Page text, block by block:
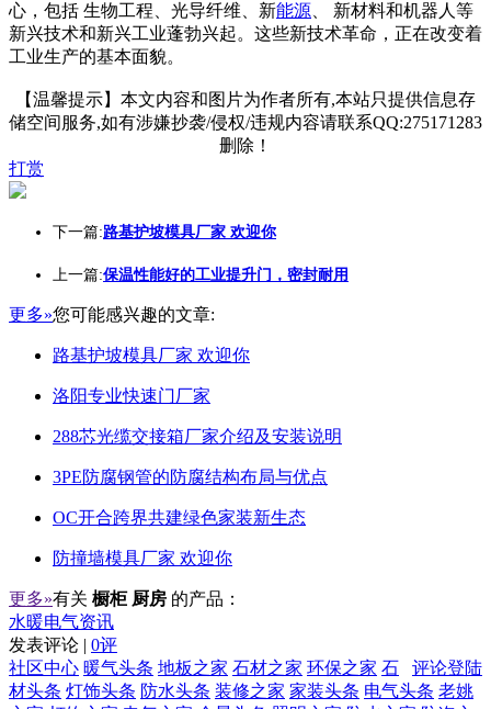
心，包括 生物工程、光导纤维、新能源 、 新材料和机器人等
新兴技术和新兴工业蓬勃兴起。这些新技术革命，正在改变着
工业生产的基本面貌。
【温馨提示】本文内容和图片为作者所有,本站只提供信息存
储空间服务,如有涉嫌抄袭/侵权/违规内容请联系QQ:275171283
删除！
打赏
下一篇:路基护坡模具厂家 欢迎你
上一篇:保温性能好的工业提升门，密封耐用
更多»您可能感兴趣的文章:
路基护坡模具厂家 欢迎你
洛阳专业快速门厂家
288芯光缆交接箱厂家介绍及安装说明
3PE防腐钢管的防腐结构布局与优点
OC开合跨界共建绿色家装新生态
防撞墙模具厂家 欢迎你
更多»有关 橱柜 厨房 的产品：
水暖电气资讯
发表评论 | 0评
评论登陆
社区中心 暖气头条 地板之家 石材之家 环保之家 石
材头条 灯饰头条 防水头条 装修之家 家装头条 电气头条 老姚